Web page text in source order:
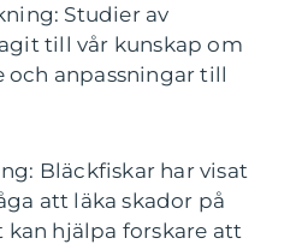
Studier av
till vår kunskap om
anpassningar till
Bläckfiskar har visat
att läka skador på
hjälpa forskare att